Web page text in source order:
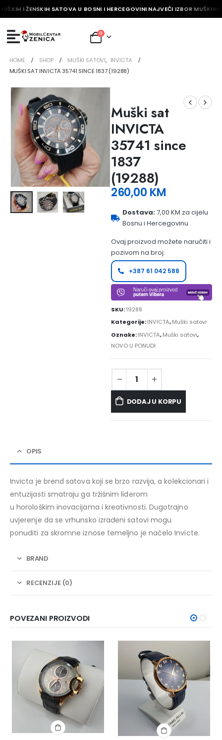
I ŽENSKIH SATOVA U BOSNI I HERCEGOVINI NAJVEĆI IZBOR
0
HOME SHOP MUŠKI SATOVI, INVICTA
MUŠKI SAT INVICTA 35741 SINCE 1837 (19288)
Muški sat
INVICTA
35741 since
1837
(19288)
260,00 KM
Dostava:7,00 KM za cijelu
Bosnu i Hercegovinu
Ovaj proizvod možete naručiti i
pozivom na broj:
+387 61 042 588
SKU:19288
Kategorije:INVICTA,Muški satovi
Oznake:INVICTA,Muški satovi,
NOVO U PONUDI
DODAJ U KORPU
OPIS
Invicta je brend satova koji se brzo razvija, a kolekcionari i
entuzijasti smatraju ga tržišnim liderom
u horološkim inovacijama i kreativnosti. Dugotrajno
uvjerenje da se vrhunsko izrađeni satovi mogu
ponuditi za skromne iznose temeljno je načelo Invicte.
BRAND
RECENZIJE (0)
POVEZANI PROIZVODI